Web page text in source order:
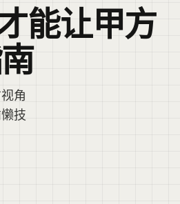
能让甲方
角
技